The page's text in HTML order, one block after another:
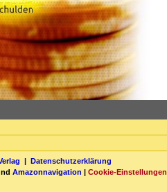
| Datenschutzerklärung
Amazonnavigation | Cookie-Einstellungen